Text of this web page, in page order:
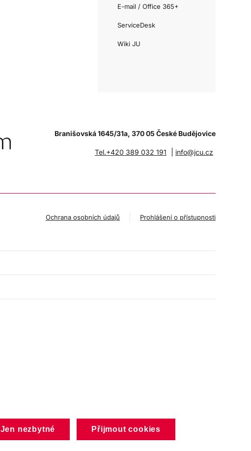
E-mail / Office 365+
ServiceDesk
Wiki JU
Branišovská 1645/31a, 370 05 České Budějovice
Tel.+420 389 032 191 info@jcu.cz
Ochrana osobních údajů Prohlášení o přístupnosti
Jen nezbytné Přijmout cookies